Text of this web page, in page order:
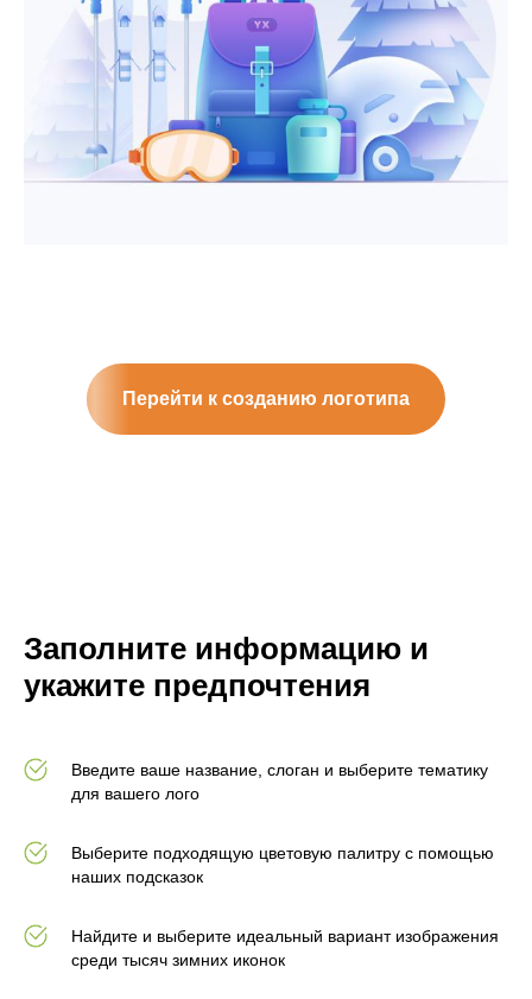
Перейти к созданию логотипа
Заполните информацию и
укажите предпочтения
Введите ваше название, слоган и выберите тематику
для вашего лого
Выберите подходящую цветовую палитру с помощью
наших подсказок
Найдите и выберите идеальный вариант изображения
среди тысяч зимних иконок